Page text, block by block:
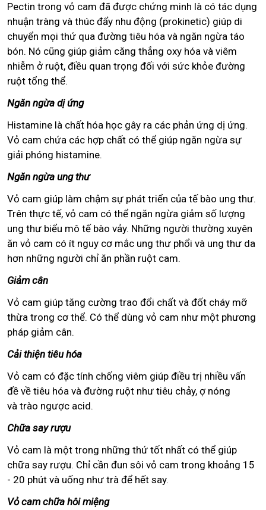
Pectin trong vỏ cam đã được chứng minh là có tác dụng
nhuận tràng và thúc đẩy nhu động (prokinetic) giúp di
chuyển mọi thứ qua đường tiêu hóa và ngăn ngừa táo
bón. Nó cũng giúp giảm căng thẳng oxy hóa và viêm
nhiễm ở ruột, điều quan trọng đối với sức khỏe đường
ruột tổng thể.
Ngăn ngừa dị ứng
Histamine là chất hóa học gây ra các phản ứng dị ứng.
Vỏ cam chứa các hợp chất có thể giúp ngăn ngừa sự
giải phóng histamine.
Ngăn ngừa ung thư
Vỏ cam giúp làm chậm sự phát triển của tế bào ung thư.
Trên thực tế, vỏ cam có thể ngăn ngừa giảm số lượng
ung thư biểu mô tế bào vảy. Những người thường xuyên
ăn vỏ cam có ít nguy cơ mắc ung thư phổi và ung thư da
hơn những người chỉ ăn phần ruột cam.
Giảm cân
Vỏ cam giúp tăng cường trao đổi chất và đốt cháy mỡ
thừa trong cơ thể. Có thể dùng vỏ cam như một phương
pháp giảm cân.
Cải thiện tiêu hóa
Vỏ cam có đặc tính chống viêm giúp điều trị nhiều vấn
đề về tiêu hóa và đường ruột như tiêu chảy, ợ nóng
và trào ngược acid.
Chữa say rượu
Vỏ cam là một trong những thứ tốt nhất có thể giúp
chữa say rượu. Chỉ cần đun sôi vỏ cam trong khoảng 15
- 20 phút và uống như trà để hết say.
Vỏ cam chữa hôi miệng